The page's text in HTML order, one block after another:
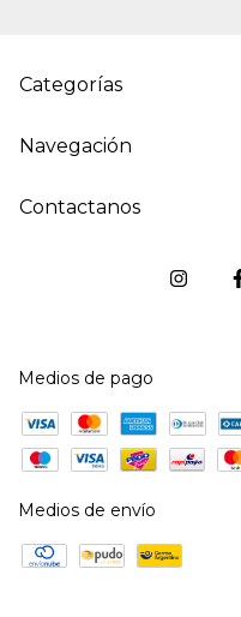
Categorías
Navegación
Contactanos
Medios de pago
Medios de envío